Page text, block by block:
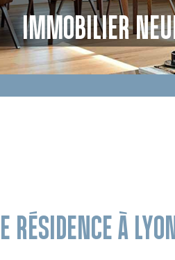
IMMOBILIER
RÉSIDENCE À